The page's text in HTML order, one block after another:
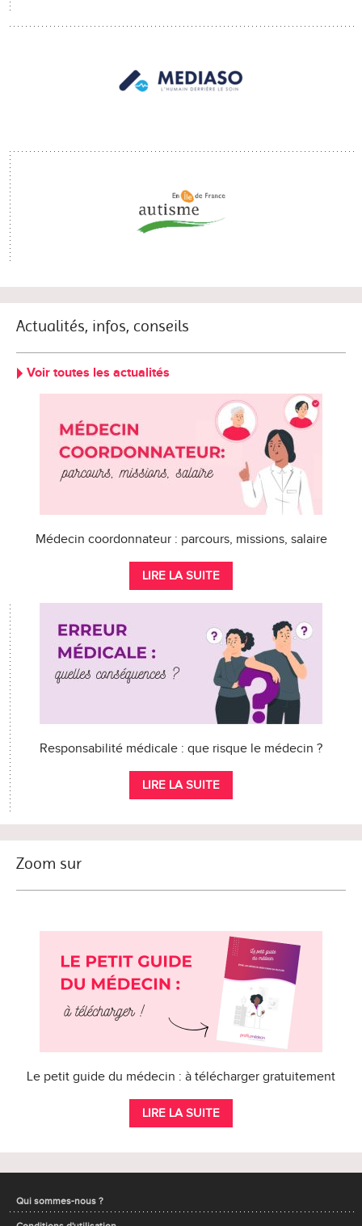
Actualités, infos, conseils
Voir toutes les actualités
Médecin coordonnateur : parcours, missions, salaire
LIRE LA SUITE
Responsabilité médicale : que risque le médecin ?
LIRE LA SUITE
Zoom sur
Le petit guide du médecin : à télécharger gratuitement
LIRE LA SUITE
Qui sommes-nous ?